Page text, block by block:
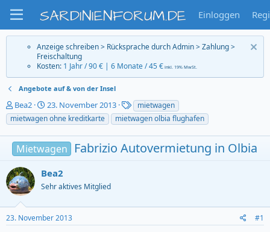
SARDINIENFORUM.DE Einloggen
Anzeige schreiben > Rücksprache durch Admin > Zahlung >
Freischaltung
Kosten: 1 Jahr / 90 € | 6 Monate / 45 € inkl. 19% MwSt.
Angebote auf & von der Insel
T
h
e
m
e
n
s
t
a
e
Bea2
S
t
a
r
t
d
a
t
u
23. November 2013
T
a
g
s
mietwagen
mietwagen ohne kreditkarte
mietwagen olbia flughafen
Mietwagen Fabrizio Autovermietung in Olbia
Bea2
Sehr aktives Mitglied
23. November 2013
#1